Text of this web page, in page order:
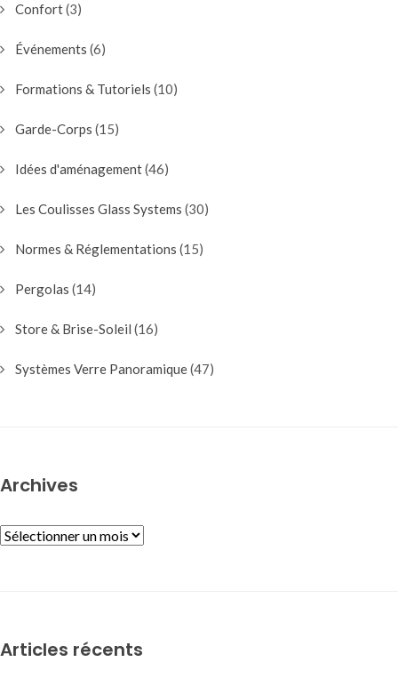
Confort(3)
Événements (6)
Formations & Tutoriels (10)
Garde-Corps (15)
Idées d'aménagement(46)
Les Coulisses Glass Systems (30)
Normes & Réglementations (15)
Pergolas (14)
Store & Brise-Soleil (16)
Systèmes Verre Panoramique(47)
Archives
ARCHIVES
Articles récents